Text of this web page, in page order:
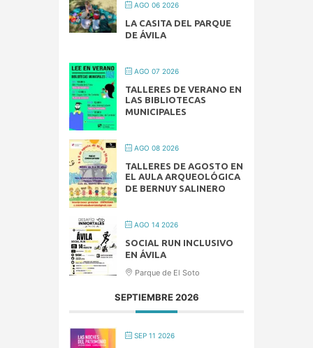
AGO 06 2026
LA CASITA DEL PARQUE
DE ÁVILA
AGO 07 2026
TALLERES DE VERANO EN
LAS BIBLIOTECAS
MUNICIPALES
AGO 08 2026
TALLERES DE AGOSTO EN
EL AULA ARQUEOLÓGICA
DE BERNUY SALINERO
AGO 14 2026
SOCIAL RUN INCLUSIVO
EN ÁVILA
Parque de El Soto
SEPTIEMBRE 2026
SEP 11 2026